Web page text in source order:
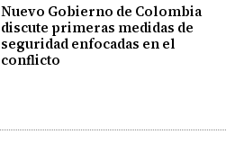
Nuevo Gobierno de Colombia
discute primeras medidas de
seguridad enfocadas en el
conflicto